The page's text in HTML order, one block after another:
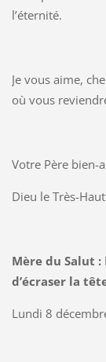
l’éternité.
Je vous aime,
où vous
Votre Père bien-
Dieu le Très-Haut
Mère du Salut :
d’écraser la
Lundi 8